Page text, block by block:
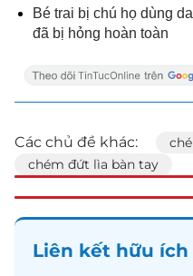
Bé trai bị chú họ dùng
đã bị hỏng hoàn toàn
Các chủ đề khác:
chém đứt lìa bàn tay
Liên kết hữu ích